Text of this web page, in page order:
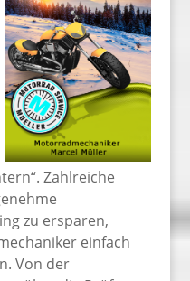
Zahlreiche
zu ersparen,
einfach
Von der